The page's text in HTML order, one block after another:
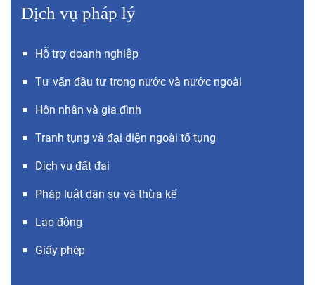
Dịch vụ pháp lý
Hỗ trợ doanh nghiệp
Tư vấn đầu tư trong nước và nước ngoài
Hôn nhân và gia đình
Tranh tụng và đại diện ngoài tố tụng
Dịch vụ đất đai
Pháp luật dân sự và thừa kế
Lao động
Giấy phép